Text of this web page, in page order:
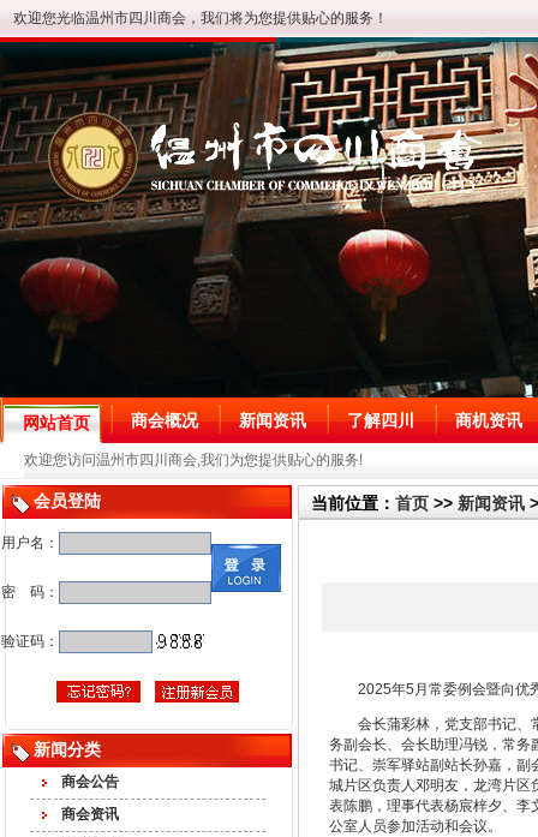
欢迎您光临温州市四川商会，我们将为您提供贴心的服务！
网站首页
欢迎您访问温州市四川商会,我们为您提供贴心的服务!
商会概况 新闻资讯 了解四川 商机资讯
会员登陆
用户名：
密 码：
验证码：
新闻分类
商会公告
商会资讯
当前位置： 首页 >> 新闻资讯
2025年5月常委例会暨向优
会长蒲彩林，党支部书记、
务副会长、会长助理冯锐，常务
书记、崇军驿站副站长孙嘉，副
城片区负责人邓明友，龙湾片区
表陈鹏，理事代表杨宸梓夕、李
公室人员参加活动和会议。